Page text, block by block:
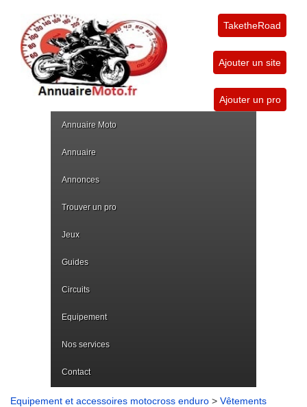
TaketheRoad
Ajouter un site
Ajouter un pro
Annuaire Moto
Annuaire
Annonces
Trouver un pro
Jeux
Guides
Circuits
Equipement
Nos services
Contact
Equipement et accessoires motocross enduro > Vêtements